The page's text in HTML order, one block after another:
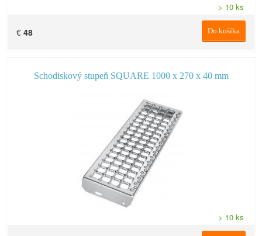
> 10 ks
Do košíka
€ 48
Schodiskový stupeň SQUARE 1000 x 270 x 40 mm
> 10 ks